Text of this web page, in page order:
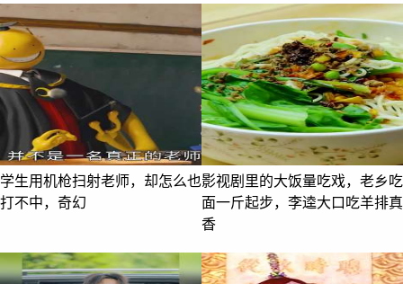
学生用机枪扫射老师，却怎么也
打不中，奇幻
影视剧里的大饭量吃戏，老乡吃
面一斤起步，李逵大口吃羊排真
香